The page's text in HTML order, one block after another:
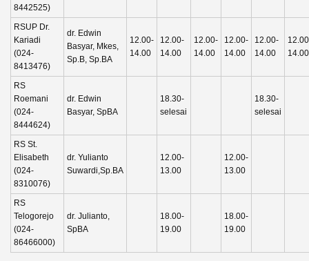
8442525)
RSUP Dr.
Kariadi
(024-
8413476)
dr. Edwin
Basyar, Mkes,
Sp.B, Sp.BA
12.00-
14.00
12.00-
14.00
12.00-
14.00
12.00-
14.00
12.00-
14.00
14.00
RS
Roemani
(024-
8444624)
dr. Edwin
Basyar, SpBA
18.30-
selesai
18.30-
selesai
RS St.
Elisabeth
(024-
8310076)
dr. Yulianto
Suwardi,Sp.BA
12.00-
13.00
12.00-
13.00
RS
Telogorejo
(024-
86466000)
dr. Julianto,
SpBA
18.00-
19.00
18.00-
19.00